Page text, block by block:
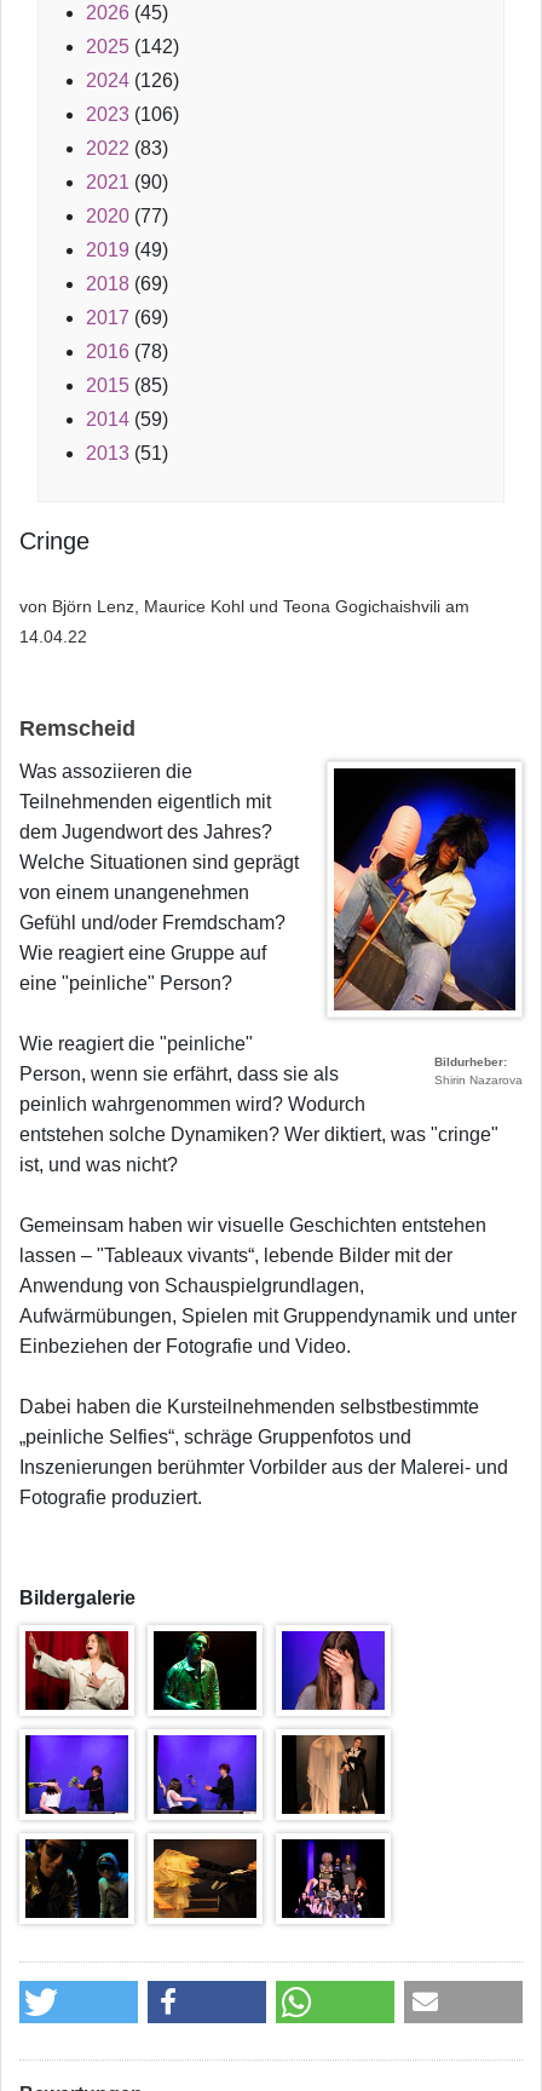
2026 (45)
2025 (142)
2024 (126)
2023 (106)
2022 (83)
2021 (90)
2020 (77)
2019 (49)
2018 (69)
2017 (69)
2016 (78)
2015 (85)
2014 (59)
2013 (51)
Cringe
von Björn Lenz, Maurice Kohl und Teona Gogichaishvili am
14.04.22
Remscheid
Bildurheber
Shirin Nazarova
Was assoziieren die
Teilnehmenden eigentlich mit
dem Jugendwort des Jahres?
Welche Situationen sind geprägt
von einem unangenehmen
Gefühl und/oder Fremdscham?
Wie reagiert eine Gruppe auf
eine "peinliche" Person?
Wie reagiert die "peinliche"
Person, wenn sie erfährt, dass sie als
peinlich wahrgenommen wird? Wodurch
entstehen solche Dynamiken? Wer diktiert, was "cringe"
ist, und was nicht?
Gemeinsam haben wir visuelle Geschichten entstehen
lassen – "Tableaux vivants“, lebende Bilder mit der
Anwendung von Schauspielgrundlagen,
Aufwärmübungen, Spielen mit Gruppendynamik und unter
Einbeziehen der Fotografie und Video.
Dabei haben die Kursteilnehmenden selbstbestimmte
„peinliche Selfies“, schräge Gruppenfotos und
Inszenierungen berühmter Vorbilder aus der Malerei- und
Fotografie produziert.
Bildergalerie